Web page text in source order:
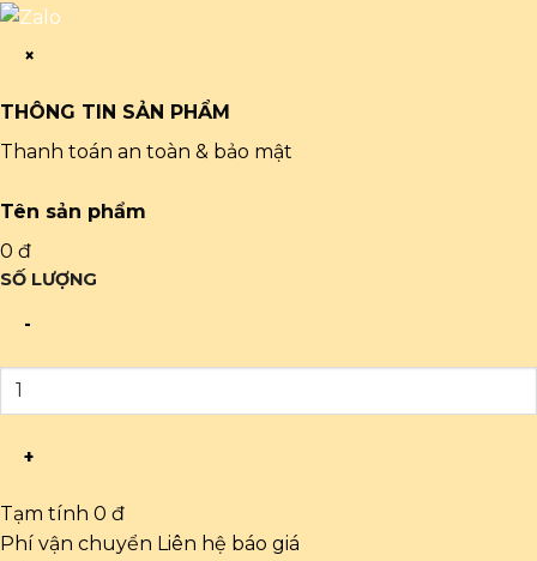
×
THÔNG TIN SẢN PHẨM
Thanh toán an toàn & bảo mật
Tên sản phẩm
0 đ
SỐ LƯỢNG
-
+
Tạm tính 0 đ
Phí vận chuyển Liên hệ báo giá